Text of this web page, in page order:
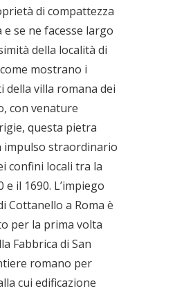
di compattezza
e se ne facesse largo
della località di
mostrano i
della villa romana dei
con venature
questa pietra
impulso straordinario
confini locali tra la
e il 1690. L’impiego
Cottanello a Roma è
per la prima volta
Fabbrica di San
romano per
cui edificazione